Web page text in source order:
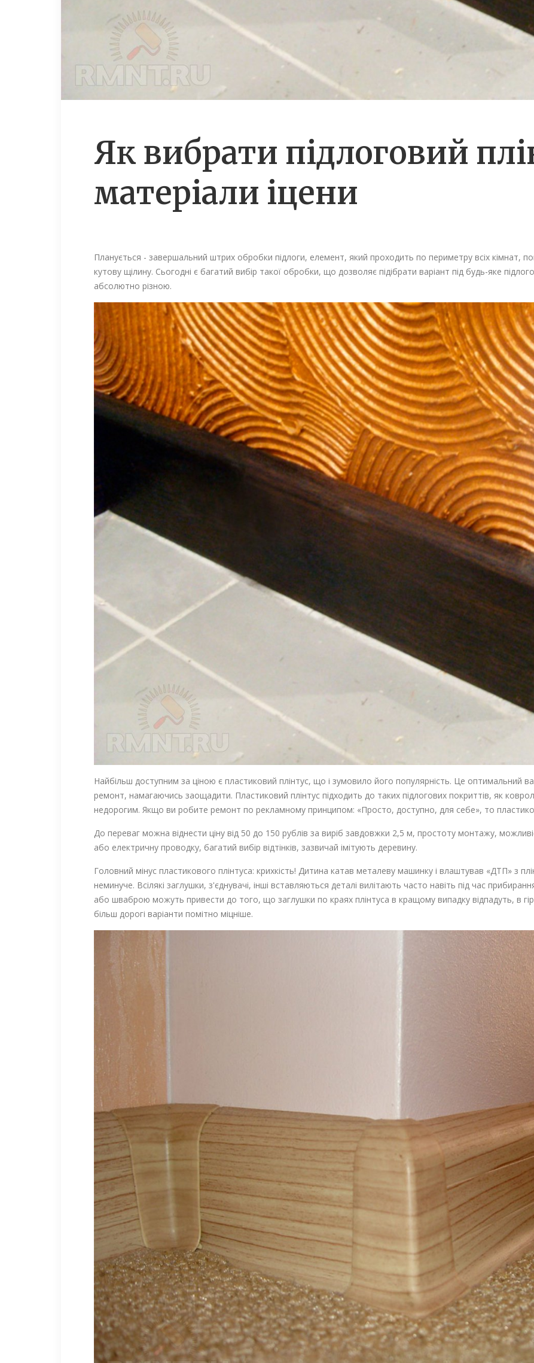
Як вибрати підлоговий
матеріали іцени
Планується - завершальний штрих обробки підлоги, елемент, який проходить по периметру всіх кімнат,
кутову щілину. Сьогодні є багатий вибір такої обробки, що дозволяє підібрати варіант під будь-яке
абсолютно різною.
Найбільш доступним за ціною є пластиковий плінтус, що і зумовило його популярність. Це оптимальний
ремонт, намагаючись заощадити. Пластиковий плінтус підходить до таких підлогових покриттів, як
недорогим. Якщо ви робите ремонт по рекламному принципом: «Просто, доступно, для себе», то
До переваг можна віднести ціну від 50 до 150 рублів за виріб завдовжки 2,5 м, простоту монтажу,
або електричну проводку, багатий вибір відтінків, зазвичай імітують деревину.
Головний мінус пластикового плінтуса: крихкість! Дитина катав металеву машинку і влаштував «ДТП» з
неминуче. Всілякі заглушки, з'єднувачі, інші вставляються деталі вилітають часто навіть під час
або шваброю можуть привести до того, що заглушки по краях плінтуса в кращому випадку відпадуть, в
більш дорогі варіанти помітно міцніше.